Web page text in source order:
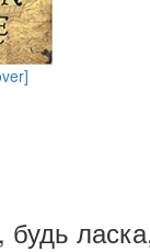
будь